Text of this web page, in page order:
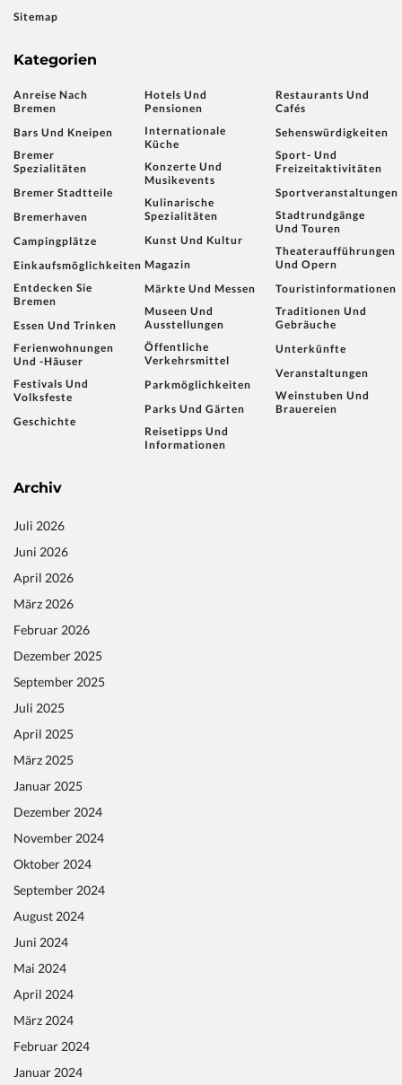
Sitemap
Kategorien
Anreise Nach
Bremen
Bars Und Kneipen
Bremer
Spezialitäten
Bremer Stadtteile
Bremerhaven
Campingplätze
Einkaufsmöglichkeiten
Entdecken Sie
Bremen
Essen Und Trinken
Ferienwohnungen
Und -häuser
Festivals Und
Volksfeste
Geschichte
Hotels Und
Pensionen
Internationale
Küche
Konzerte Und
Musikevents
Kulinarische
Spezialitäten
Kunst Und Kultur
Magazin
Märkte Und Messen
Museen Und
Ausstellungen
Öffentliche
Verkehrsmittel
Parkmöglichkeiten
Parks Und Gärten
Reisetipps Und
Informationen
Restaurants Und
Cafés
Sehenswürdigkeiten
Sport- Und
Freizeitaktivitäten
Sportveranstaltungen
Stadtrundgänge
Und Touren
Theateraufführungen
Und Opern
Touristinformationen
Traditionen Und
Gebräuche
Unterkünfte
Veranstaltungen
Weinstuben Und
Brauereien
Archiv
Juli 2026
Juni 2026
April 2026
März 2026
Februar 2026
Dezember 2025
September 2025
Juli 2025
April 2025
März 2025
Januar 2025
Dezember 2024
November 2024
Oktober 2024
September 2024
August 2024
Juni 2024
Mai 2024
April 2024
März 2024
Februar 2024
Januar 2024